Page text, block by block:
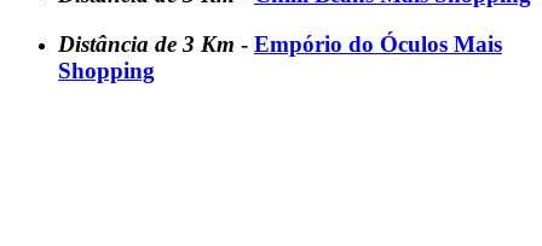
Distância de 3 Km - Empório do Óculos Mais
Shopping